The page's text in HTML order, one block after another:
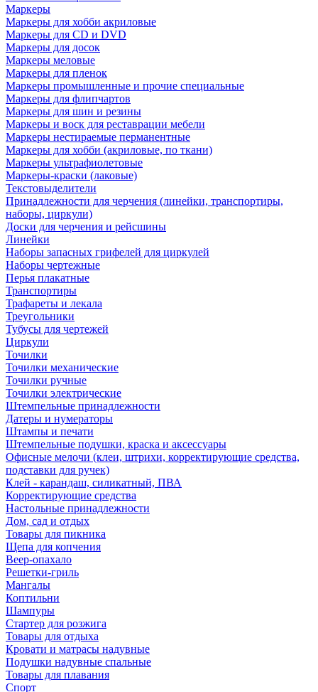
Маркеры
Маркеры для хобби акриловые
Маркеры для CD и DVD
Маркеры для досок
Маркеры меловые
Маркеры для пленок
Маркеры промышленные и прочие специальные
Маркеры для флипчартов
Маркеры для шин и резины
Маркеры и воск для реставрации мебели
Маркеры нестираемые перманентные
Маркеры для хобби (акриловые, по ткани)
Маркеры ультрафиолетовые
Маркеры-краски (лаковые)
Текстовыделители
Принадлежности для черчения (линейки, транспортиры,
наборы, циркули)
Доски для черчения и рейсшины
Линейки
Наборы запасных грифелей для циркулей
Наборы чертежные
Перья плакатные
Транспортиры
Трафареты и лекала
Треугольники
Тубусы для чертежей
Циркули
Точилки
Точилки механические
Точилки ручные
Точилки электрические
Штемпельные принадлежности
Датеры и нумераторы
Штампы и печати
Штемпельные подушки, краска и аксессуары
Офисные мелочи (клеи, штрихи, корректирующие средства,
подставки для ручек)
Клей - карандаш, силикатный, ПВА
Корректирующие средства
Настольные принадлежности
Дом, сад и отдых
Товары для пикника
Щепа для копчения
Веер-опахало
Решетки-гриль
Мангалы
Коптильни
Шампуры
Стартер для розжига
Товары для отдыха
Кровати и матрасы надувные
Подушки надувные спальные
Товары для плавания
Спорт